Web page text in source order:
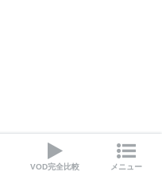
VOD完全比較 メニュー